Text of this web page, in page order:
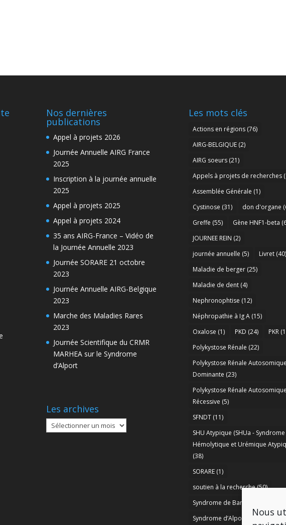
Nous
Nos dernières
publications
Appel à projets 2026
Journée Annuelle AIRG France
2025
Inscription à la journée annuelle
2025
Appel à projets 2025
Appel à projets 2024
35 ans AIRG-France – Vidéo de
la Journée Annuelle 2023
Journée SORARE 21 octobre
2023
Journée Annuelle AIRG-Belgique
2023
Marche des Maladies Rares
2023
Journée Scientifique du CRMR
MARHEA sur le Syndrome
d’Alport
Les archives
Les
archives
Les mots clés
Actions en régions(76)
AIRG-BELGIQUE(2)
AIRG soeurs(21)
Appels à projets de recherches
Assemblée Générale (1)
Cystinose (31) don d'organe
Greffe (55) Gène HNF1-beta
JOURNEE REIN (2)
journée annuelle (5) Livret(40)
Maladie de berger(25)
Maladie de dent(4)
Nephronophtise (12)
Néphropathie à Ig A(15)
Oxalose (1) PKD (24) PKR
Polykystose Rénale (22)
Polykystose Rénale
Dominante (23)
Polykystose Rénale
Récessive (5)
SFNDT(11)
SHU Atypique (SHUa - Syndrome
Hémolytique et Urémique
(38)
SORARE(1)
soutien à la recherche(50)
Syndrome de Bartter
Syndrome d’Alport
(37)